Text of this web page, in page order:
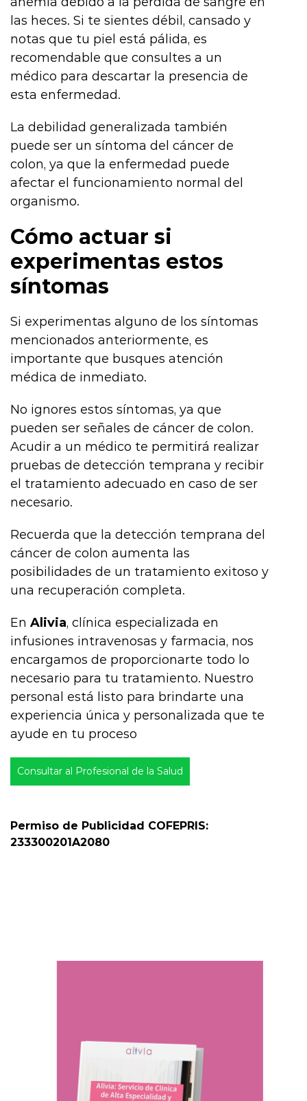
las heces. Si te sientes débil, cansado y
notas que tu piel está pálida, es
recomendable que consultes a un
médico para descartar la presencia de
esta enfermedad.
La debilidad generalizada también
puede ser un síntoma del cáncer de
colon, ya que la enfermedad puede
afectar el funcionamiento normal del
organismo.
Cómo actuar si
experimentas estos
síntomas
Si experimentas alguno de los síntomas
mencionados anteriormente, es
importante que busques atención
médica de inmediato.
No ignores estos síntomas, ya que
pueden ser señales de cáncer de colon.
Acudir a un médico te permitirá realizar
pruebas de detección temprana y recibir
el tratamiento adecuado en caso de ser
necesario.
Recuerda que la detección temprana del
cáncer de colon aumenta las
posibilidades de un tratamiento exitoso y
una recuperación completa.
En Alivia, clínica especializada en
infusiones intravenosas y farmacia, nos
encargamos de proporcionarte todo lo
necesario para tu tratamiento. Nuestro
personal está listo para brindarte una
experiencia única y personalizada que te
ayude en tu proceso
Consultar al Profesional de la Salud
Permiso de Publicidad COFEPRIS:
233300201A2080